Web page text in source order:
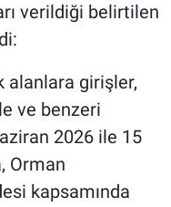
verildiği belirtilen
alanlara girişler,
ve benzeri
2026 ile 15
Orman
kapsamında